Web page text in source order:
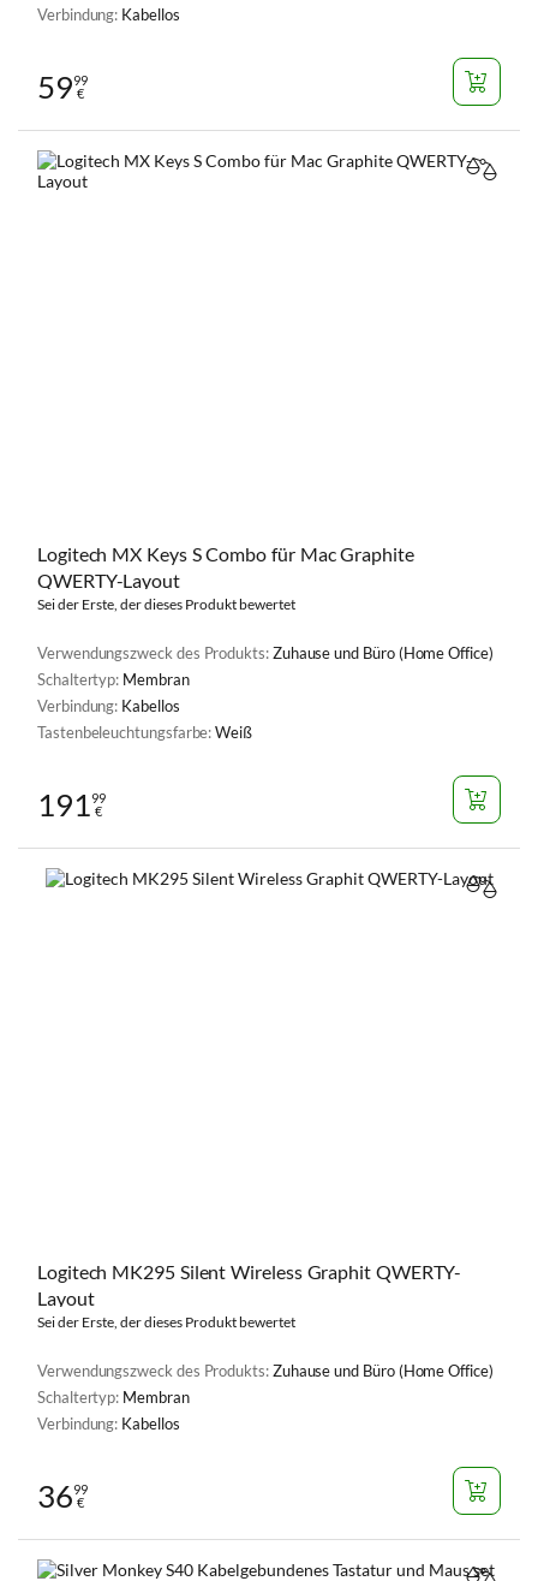
Verbindung: Kabellos
5999
€
Logitech MX Keys S Combo für Mac Graphite
QWERTY-Layout
Sei der Erste, der dieses Produkt bewertet
Verwendungszweck des Produkts:Zuhause und Büro (Home Office)
Schaltertyp: Membran
Verbindung: Kabellos
Tastenbeleuchtungsfarbe:Weiß
19199
€
Logitech MK295 Silent Wireless Graphit QWERTY-
Layout
Sei der Erste, der dieses Produkt bewertet
Verwendungszweck des Produkts:Zuhause und Büro (Home Office)
Schaltertyp: Membran
Verbindung: Kabellos
3699
€